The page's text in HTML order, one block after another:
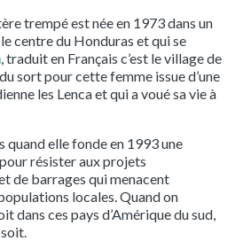
trempé est née en 1973 dans un
centre du Honduras et qui se
, traduit en Français c’est le village de
sort pour cette femme issue d’une
les Lenca et qui a voué sa vie à
quand elle fonde en 1993 une
résister aux projets
de barrages qui menacent
locales. Quand on
dans ces pays d’Amérique du sud,